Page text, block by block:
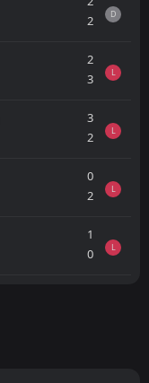
2
D
2
3
L
3
2
L
0
2
L
1
0
L